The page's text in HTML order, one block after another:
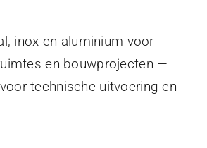
inox en aluminium voor
en bouwprojecten —
technische uitvoering en